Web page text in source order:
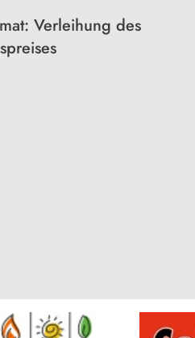
Verleihung des